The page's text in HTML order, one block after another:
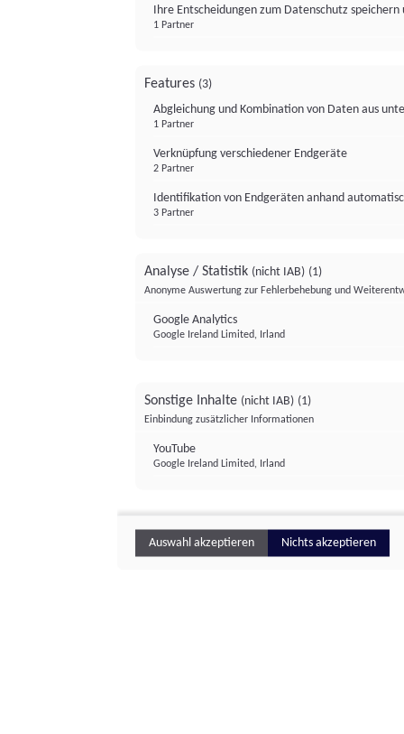
Ihre Entscheidungen zum Datenschutz
1 Partner
Features (3)
Abgleichung und Kombination von Daten aus
1 Partner
Verknüpfung verschiedener Endgeräte
2 Partner
Identifikation von Endgeräten anhand
3 Partner
Analyse / Statistik (nicht IAB) (1)
Anonyme Auswertung zur Fehlerbehebung und
Google Analytics
Google Ireland Limited, Irland
Sonstige Inhalte (nicht IAB) (1)
Einbindung zusätzlicher Informationen
YouTube
Google Ireland Limited, Irland
Auswahl akzeptieren Nichts akzeptieren